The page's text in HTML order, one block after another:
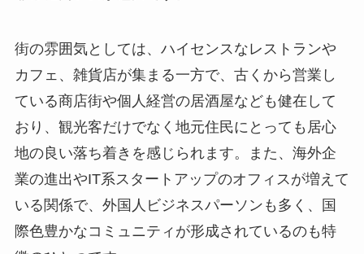
街の雰囲気としては、ハイセンスなレストランや
カフェ、雑貨店が集まる一方で、古くから営業し
ている商店街や個人経営の居酒屋なども健在して
おり、観光客だけでなく地元住民にとっても居心
地の良い落ち着きを感じられます。また、海外企
業の進出やIT系スタートアップのオフィスが増えて
いる関係で、外国人ビジネスパーソンも多く、国
際色豊かなコミュニティが形成されているのも特